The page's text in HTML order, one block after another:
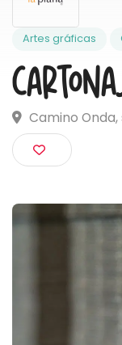
Camino